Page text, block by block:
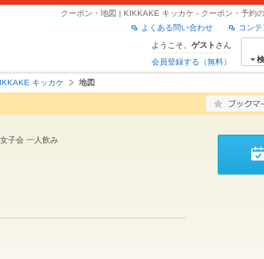
クーポン・地図 | KIKKAKE キッカケ - クーポン・予約
コン
よくある問い合わせ
ようこそ、 ゲスト さん
会員登録する（無料）
キッカケ 地図
子会 一人飲み